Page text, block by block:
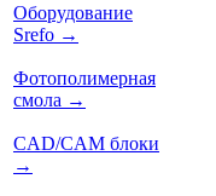
Оборудование
Srefo →
Фотополимерная
смола →
CAD/CAM блоки
→